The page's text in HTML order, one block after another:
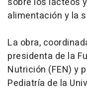
alimentación y la
La obra,
presidenta de la
Nutrición (FEN) y
Pediatría de la